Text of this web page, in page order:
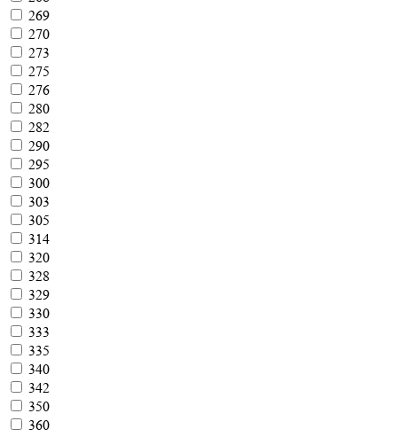
269
270
273
275
276
280
282
290
295
300
303
305
314
320
328
329
330
333
335
340
342
350
360